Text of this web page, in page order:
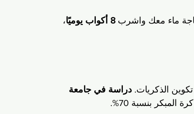
8 أكواب يوميًا
،
الذكريات. دراسة في جامعة
بنسبة 70%.